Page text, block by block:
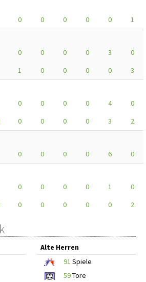
0 0 0 0 0
1
0 0 0 0 3
0
1 0 0 0 0
3
0 0 0 0 4
0
0 0 0 0 3
2
0 0 0 0 6
0
0 0 0 0 1
0
0 0 0 0 0 2
Alte Herren
91 Spiele
59Tore